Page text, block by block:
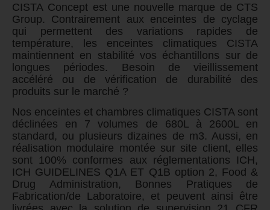
CISTA Concept est une nouvelle marque de CTS
Group. Contrairement aux enceintes de cyclage
qui permettent des variations rapides de
température, les enceintes climatiques CISTA
maintiennent en stabilité vos échantillons sur de
longues périodes. Besoin de vieillissement
accéléré ou de vérification de durabilité des
produits sur le marché ?
Nos enceintes et chambres climatiques CISTA sont
déclinées en 7 volumes de 680L à 2600L en
standard, ou plusieurs dizaines de m3. Aussi, en
réalisation modulaire montée sur site client, elles
sont 100% conformes aux réglementations ICH,
ICH GUIDELINES Q1A ET Q1B option 2, Food &
Drug Administration, Bonnes Pratiques de
Fabrication/de Laboratoire, et peuvent ainsi être